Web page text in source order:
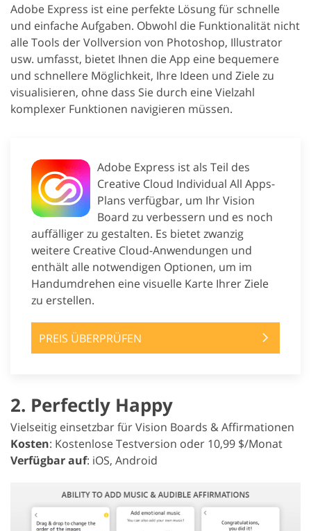
Adobe Express ist eine perfekte Lösung für schnelle
und einfache Aufgaben. Obwohl die Funktionalität nicht
alle Tools der Vollversion von Photoshop, Illustrator
usw. umfasst, bietet Ihnen die App eine bequemere
und schnellere Möglichkeit, Ihre Ideen und Ziele zu
visualisieren, ohne dass Sie durch eine Vielzahl
komplexer Funktionen navigieren müssen.
Adobe Express ist als Teil des
Creative Cloud Individual All Apps-
Plans verfügbar, um Ihr Vision
Board zu verbessern und es noch
auffälliger zu gestalten. Es bietet zwanzig
weitere Creative Cloud-Anwendungen und
enthält alle notwendigen Optionen, um im
Handumdrehen eine visuelle Karte Ihrer Ziele
zu erstellen.
PREIS ÜBERPRÜFEN
2. Perfectly Happy
Vielseitig einsetzbar für Vision Boards & Affirmationen
Kosten: Kostenlose Testversion oder 10,99 $/Monat
Verfügbar auf: iOS, Android